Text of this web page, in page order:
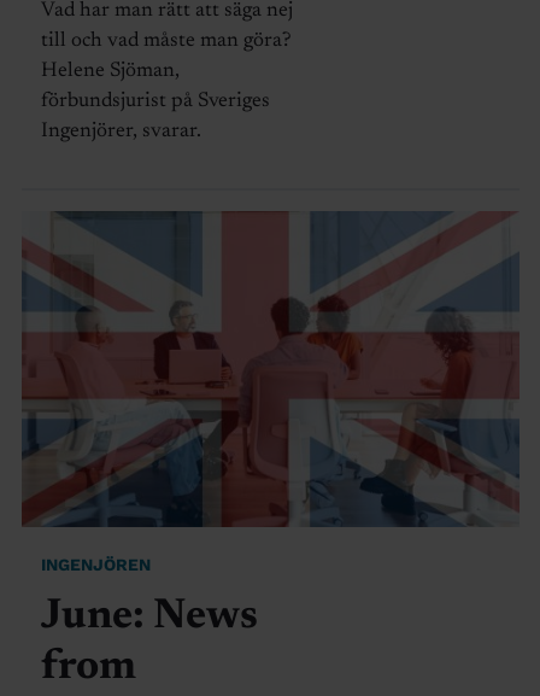
Vad har man rätt att säga nej
till och vad måste man göra?
Helene Sjöman,
förbundsjurist på Sveriges
Ingenjörer, svarar.
INGENJÖREN
June: News
from